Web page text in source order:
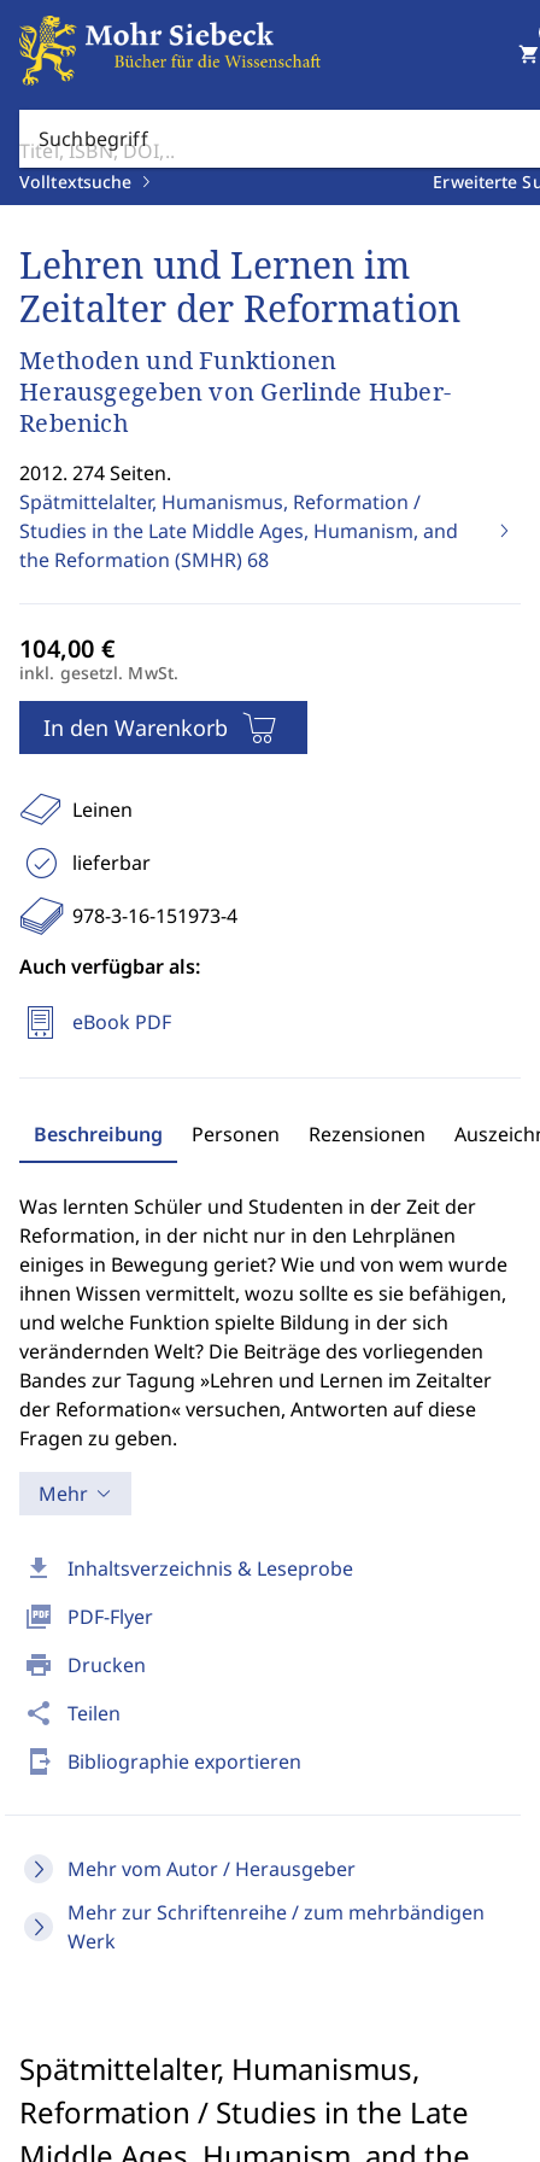
Suchbegriff
Volltextsuche Erweiterte
shopping_cart
download Inhaltsverzeichnis & Leseprobe
picture_as_pdf PDF-Flyer
print Drucken
share Teilen
send_to_mobile Bibliographie exportieren
Mehr vom Autor / Herausgeber
Mehr zur Schriftenreihe / zum mehrbändigen
Werk
Lehren und Lernen im
Zeitalter der Reformation
Methoden und Funktionen
Herausgegeben von Gerlinde Huber-
Rebenich
2012. 274 Seiten.
Spätmittelalter, Humanismus, Reformation /
Studies in the Late Middle Ages, Humanism, and
the Reformation (SMHR) 68
inkl. gesetzl. MwSt.
In den Warenkorb
Leinen
lieferbar
978-3-16-151973-4
Auch verfügbar als:
eBook PDF
Beschreibung Personen Rezensionen
Was lernten Schüler und Studenten in der Zeit der
Reformation, in der nicht nur in den Lehrplänen
einiges in Bewegung geriet? Wie und von wem wurde
ihnen Wissen vermittelt, wozu sollte es sie befähigen,
und welche Funktion spielte Bildung in der sich
verändernden Welt? Die Beiträge des vorliegenden
Bandes zur Tagung »Lehren und Lernen im Zeitalter
der Reformation« versuchen, Antworten auf diese
Fragen zu geben.
Mehr
Spätmittelalter, Humanismus,
Reformation / Studies in the Late